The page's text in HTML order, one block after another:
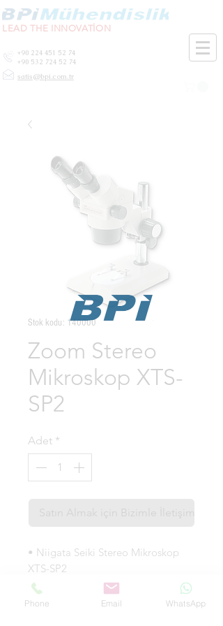
LEAD THE INNOVATİON
+90 224 451 52 74
+90 532 724 52 74
satis@bpi.com.tr
Stok kodu: 140000
Zoom Stereo
Mikroskop XTS-
SP2
Adet *
Satın Almak için Bizimle İletişime
• Niigata Seiki Stereo Mikroskop
XTS-SP2
• NSK Stereo Microscobe XTS-SP2
• Yarı iletken parçalar, elektronik
Phone Email WhatsApp